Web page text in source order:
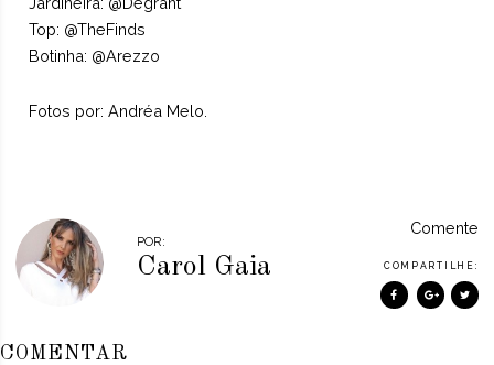
Top: @TheFinds
Botinha: @Arezzo
Fotos por: Andréa Melo.
POR:
Carol Gaia
Comente
COMPARTILHE:
COMENTAR